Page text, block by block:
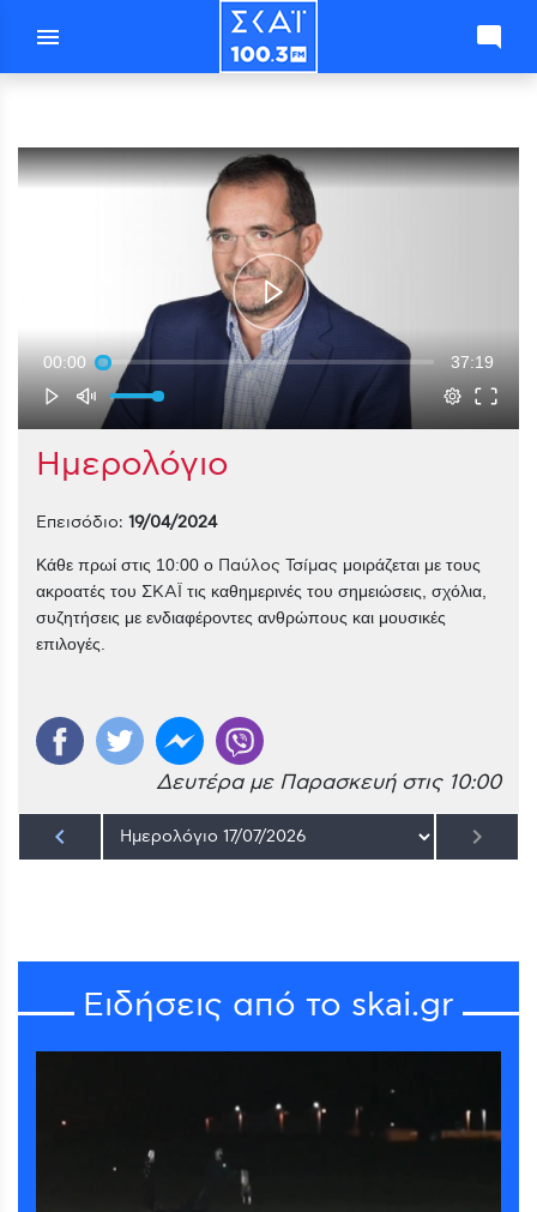
menu mode_comment
00:00 37:19
Ημερολόγιο
Επεισόδιο: 19/04/2024
Κάθε πρωί στις 10:00 ο Παύλος Τσίμας μοιράζεται με τους
ακροατές του ΣΚΑΪ τις καθημερινές του σημειώσεις, σχόλια,
συζητήσεις με ενδιαφέροντες ανθρώπους και μουσικές
επιλογές.
Δευτέρα με Παρασκευή στις 10:00
keyboard_arrow_left keyboard_arrow_right
Ειδήσεις από το skai.gr